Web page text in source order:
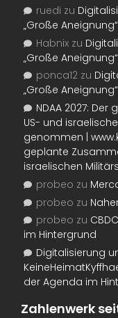
ruedi zu
„Große
Habnix zu
„Große
ponca12 zu
„Große
NDAA 2027:
US- und
genommen |
geplante
israelischen Militärs
probeo zu
probeo zu
probeo zu
im Hintergrund
Digitalisierung
der Agenda im
Zahlenwerk